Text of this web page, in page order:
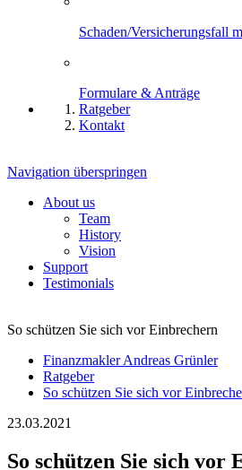
Schaden/Versicherungsfall
Formulare & Anträge
Ratgeber
Kontakt
Navigation überspringen
About us
Team
History
Vision
Support
Testimonials
So schützen Sie sich vor Einbrechern
Finanzmakler Andreas Grünler
Ratgeber
So schützen Sie sich vor
23.03.2021
So schützen Sie sich vor